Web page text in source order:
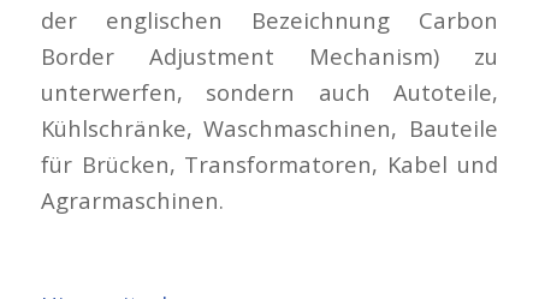
der englischen Bezeichnung Carbon
Border Adjustment Mechanism) zu
unterwerfen, sondern auch Autoteile,
Kühlschränke, Waschmaschinen, Bauteile
für Brücken, Transformatoren, Kabel und
Agrarmaschinen.